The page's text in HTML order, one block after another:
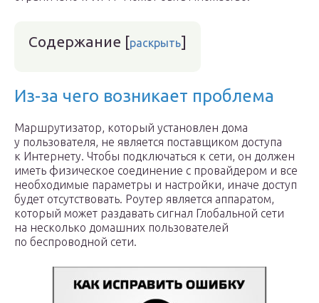
Содержание [раскрыть]
Из-за чего возникает проблема
Маршрутизатор, который установлен дома
у пользователя, не является поставщиком доступа
к Интернету. Чтобы подключаться к сети, он должен
иметь физическое соединение с провайдером и все
необходимые параметры и настройки, иначе доступ
будет отсутствовать. Роутер является аппаратом,
который может раздавать сигнал Глобальной сети
на несколько домашних пользователей
по беспроводной сети.